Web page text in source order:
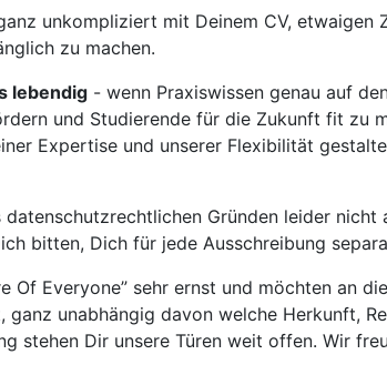
unkompliziert mit Deinem CV, etwaigen
zu machen.
lebendig - wenn Praxiswissen genau auf
und Studierende für die Zukunft fit zu
Expertise und unserer Flexibilität
Gründen leider nicht
bitten, Dich für jede Ausschreibung
Of Everyone” sehr ernst und möchten an
unabhängig davon welche Herkunft,
stehen Dir unsere Türen weit offen. Wir